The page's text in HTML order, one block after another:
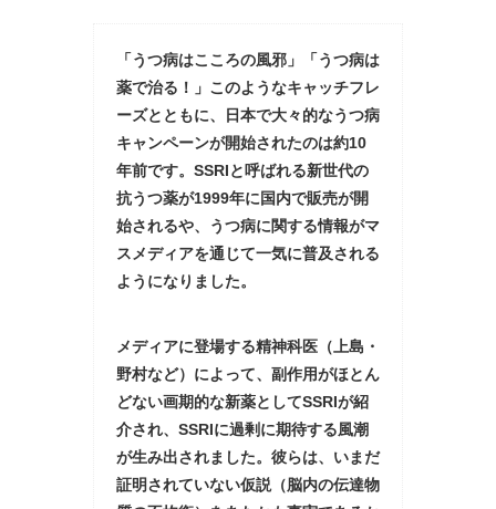
「うつ病はこころの風邪」「うつ病は
薬で治る！」このようなキャッチフレ
ーズとともに、日本で大々的なうつ病
キャンペーンが開始されたのは約10
年前です。SSRIと呼ばれる新世代の
抗うつ薬が1999年に国内で販売が開
始されるや、うつ病に関する情報がマ
スメディアを通じて一気に普及される
ようになりました。
メディアに登場する精神科医（上島・
野村など）によって、副作用がほとん
どない画期的な新薬としてSSRIが紹
介され、SSRIに過剰に期待する風潮
が生み出されました。彼らは、いまだ
証明されていない仮説（脳内の伝達物